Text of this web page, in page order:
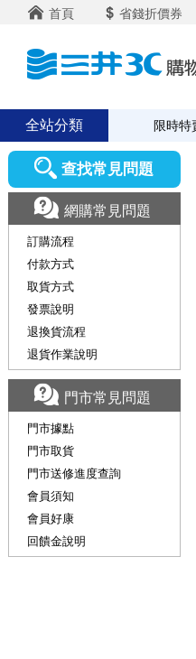
首頁 省錢折價券
全站分類 限時特
查找常見問題
網購常見問題
訂購流程
付款方式
取貨方式
發票說明
退換貨流程
退貨作業說明
門市常見問題
門市據點
門市取貨
門市送修進度查詢
會員須知
會員好康
回饋金說明